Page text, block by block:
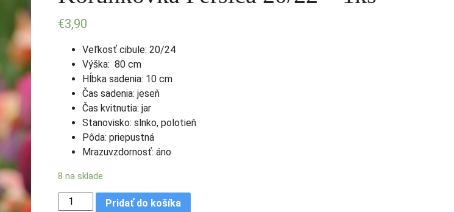
€3,90
Veľkosť cibule: 20/24
Výška: 80 cm
Hĺbka sadenia: 10 cm
Čas sadenia: jeseň
Čas kvitnutia: jar
Stanovisko: slnko, polotieň
Pôda: priepustná
Mrazuvzdornosť: áno
8 na sklade
množstvo Korunkovka Persica 20/22 - 1ks
Pridať do košíka